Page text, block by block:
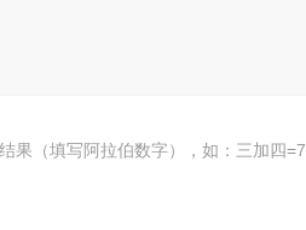
果（填写阿拉伯数字），如：三加四=7